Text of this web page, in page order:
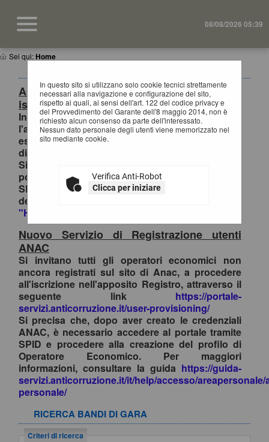
08/08/2026 05:39
Sei qui:Home
In questo sito si utilizzano solo cookie tecnici strettamente
necessari alla navigazione e configurazione del sito,
rispetto ai quali, ai sensi dell'art. 122 del codice privacy e
del Provvedimento del Garante dell'8 maggio 2014, non è
richiesto alcun consenso da parte dell'interessato.
Nessun dato personale degli utenti viene memorizzato nel
sito mediante cookie.
Verifica Anti-Robot
Clicca per iniziare
Accesso al Portale Gare con SPID/CIE:
istruzioni
In ottemperanza alle normative vigenti AgID,
l'accesso al portale gare è consentito
esclusivamente tramite i sistemi di identità
digitale.
Si invitano pertanto gli OO.EE. registrati al
portale che effettuano il primo accesso con
SPID/CIE, ad inviare la richiesta di collegamento
dell'utenza esclusivamente tramite la funzione
"HELP DESK OPERATORE ECONOMICO
Nuovo Servizio di Registrazione utenti
ANAC
Si invitano tutti gli operatori economici non
ancora registrati sul sito di Anac, a procedere
all'iscrizione nell'apposito Registro, attraverso il
seguente link https://portale-
servizi.anticorruzione.it/user-provisioning/
Si precisa che, dopo aver creato le credenziali
ANAC, è necessario accedere al portale tramite
SPID e procedere alla creazione del profilo di
Operatore Economico. Per maggiori
informazioni, consultare la guida https://guida-
servizi.anticorruzione.it/it/help/accesso/areapersonale/
personale/
RICERCA BANDI DI GARA
Criteri di ricerca